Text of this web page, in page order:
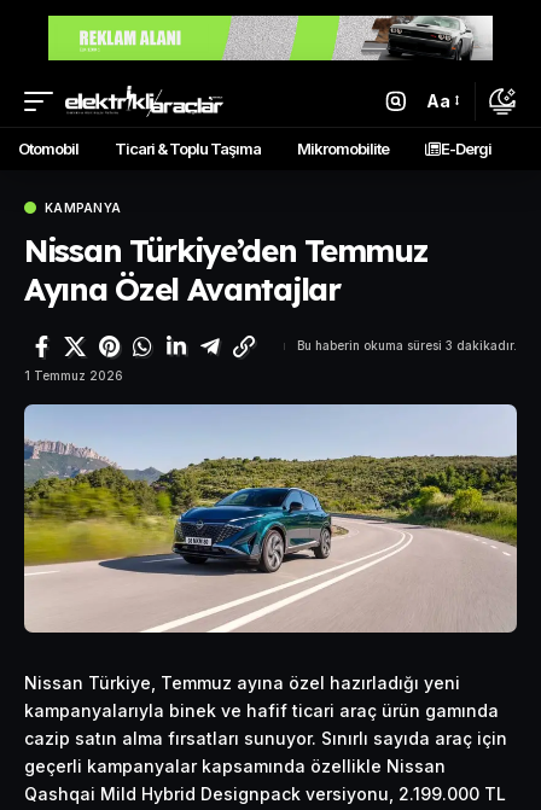
Aa
Otomobil Ticari & Toplu Taşıma Mikromobilite E-Dergi
KAMPANYA
Nissan Türkiye’den Temmuz
Ayına Özel Avantajlar
1 Temmuz 2026
Bu haberin okuma süresi 3 dakikadır.
Nissan Türkiye, Temmuz ayına özel hazırladığı yeni
kampanyalarıyla binek ve hafif ticari araç ürün gamında
cazip satın alma fırsatları sunuyor. Sınırlı sayıda araç için
geçerli kampanyalar kapsamında özellikle Nissan
Qashqai Mild Hybrid Designpack versiyonu, 2.199.000 TL